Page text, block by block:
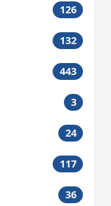
126
132
443
3
24
117
36